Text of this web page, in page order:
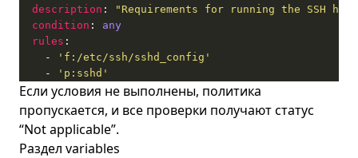
description :
"Requirements for running the SSH
condition : any
rules
    -
'f:/etc/ssh/sshd_config'
    -
'p:sshd'
Если условия не выполнены, политика
пропускается, и все проверки получают статус
“Not applicable”.
Раздел variables